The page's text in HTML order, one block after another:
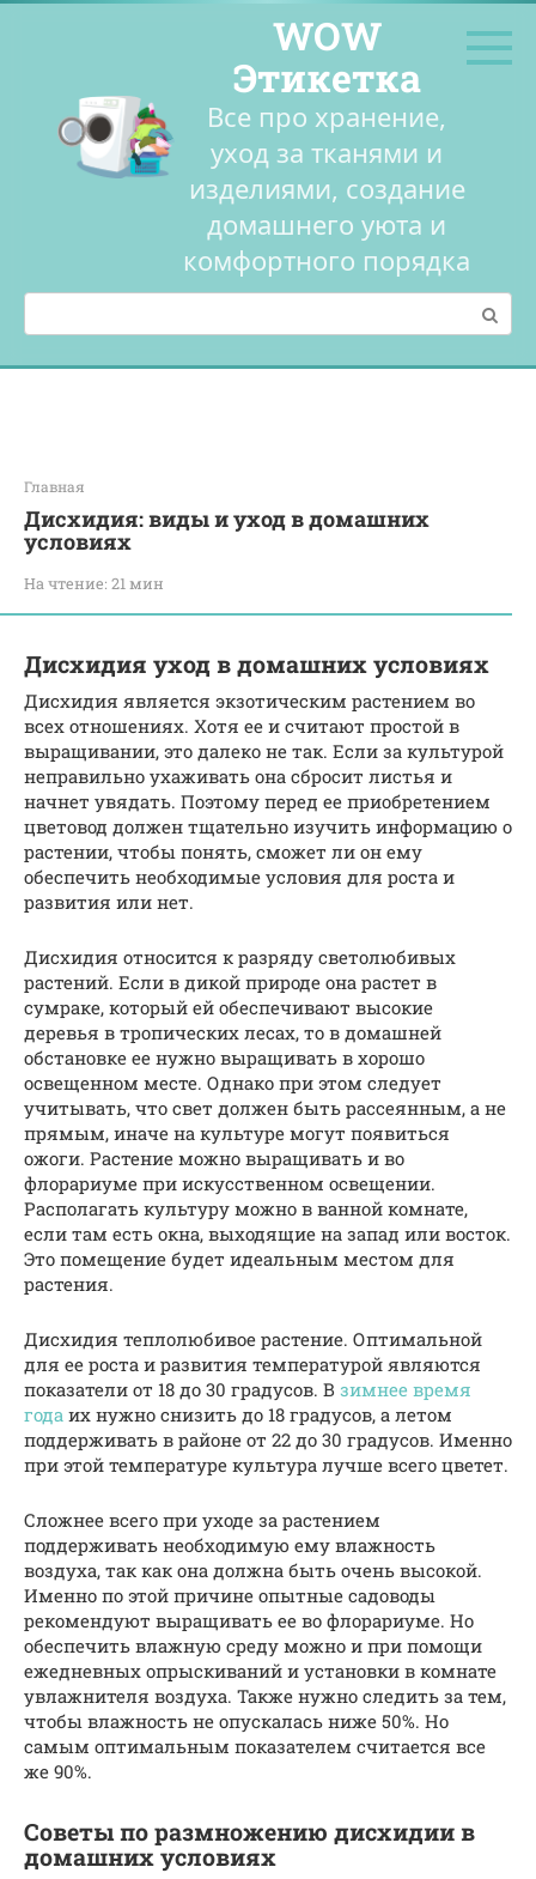
Перейти
WOW
Этикетка
Все про хранение,
уход за тканями и
изделиями, создание
домашнего уюта и
комфортного порядка
Поиск:
Главная
Дисхидия: виды и уход в домашних
условиях
На чтение: 21 мин
Дисхидия уход в домашних условиях
Дисхидия является экзотическим растением во
всех отношениях. Хотя ее и считают простой в
выращивании, это далеко не так. Если за культурой
неправильно ухаживать она сбросит листья и
начнет увядать. Поэтому перед ее приобретением
цветовод должен тщательно изучить информацию о
растении, чтобы понять, сможет ли он ему
обеспечить необходимые условия для роста и
развития или нет.
Дисхидия относится к разряду светолюбивых
растений. Если в дикой природе она растет в
сумраке, который ей обеспечивают высокие
деревья в тропических лесах, то в домашней
обстановке ее нужно выращивать в хорошо
освещенном месте. Однако при этом следует
учитывать, что свет должен быть рассеянным, а не
прямым, иначе на культуре могут появиться
ожоги. Растение можно выращивать и во
флорариуме при искусственном освещении.
Располагать культуру можно в ванной комнате,
если там есть окна, выходящие на запад или восток.
Это помещение будет идеальным местом для
растения.
Дисхидия теплолюбивое растение. Оптимальной
для ее роста и развития температурой являются
показатели от 18 до 30 градусов. В зимнее время
года их нужно снизить до 18 градусов, а летом
поддерживать в районе от 22 до 30 градусов. Именно
при этой температуре культура лучше всего цветет.
Сложнее всего при уходе за растением
поддерживать необходимую ему влажность
воздуха, так как она должна быть очень высокой.
Именно по этой причине опытные садоводы
рекомендуют выращивать ее во флорариуме. Но
обеспечить влажную среду можно и при помощи
ежедневных опрыскиваний и установки в комнате
увлажнителя воздуха. Также нужно следить за тем,
чтобы влажность не опускалась ниже 50%. Но
самым оптимальным показателем считается все
же 90%.
Советы по размножению дисхидии в
домашних условиях